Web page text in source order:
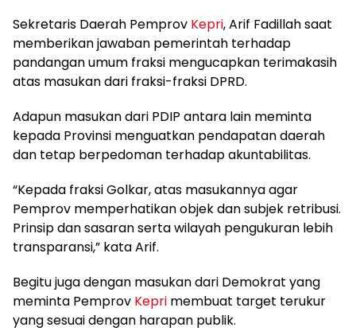
Sekretaris Daerah Pemprov Kepri, Arif Fadillah saat
memberikan jawaban pemerintah terhadap
pandangan umum fraksi mengucapkan terimakasih
atas masukan dari fraksi-fraksi DPRD.
Adapun masukan dari PDIP antara lain meminta
kepada Provinsi menguatkan pendapatan daerah
dan tetap berpedoman terhadap akuntabilitas.
“Kepada fraksi Golkar, atas masukannya agar
Pemprov memperhatikan objek dan subjek retribusi.
Prinsip dan sasaran serta wilayah pengukuran lebih
transparansi,” kata Arif.
Begitu juga dengan masukan dari Demokrat yang
meminta Pemprov Kepri membuat target terukur
yang sesuai dengan harapan publik.